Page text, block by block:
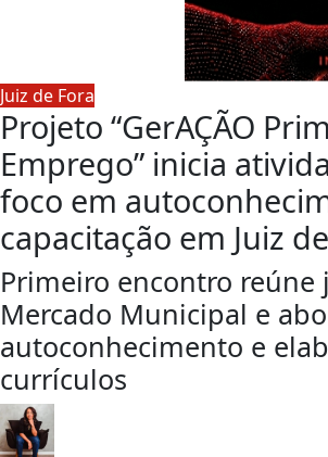
Juiz de Fora
Projeto “GerAÇÃO
Emprego” inicia
foco em
capacitação em Juiz
Primeiro encontro reúne
Mercado Municipal e
autoconhecimento e
currículos